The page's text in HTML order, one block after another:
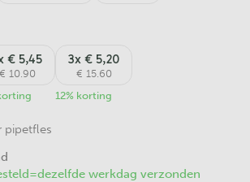
€ 5,45
€ 10.90
3x € 5,20
€ 15.60
12% korting
pipetfles
werkdag verzonden